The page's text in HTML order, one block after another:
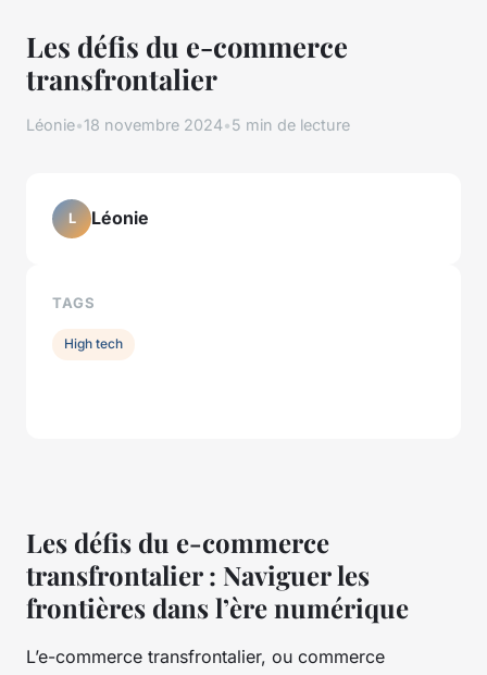
Les défis du e-commerce
transfrontalier
Léonie•18 novembre 2024•5 min de lecture
Les défis du e-commerce
transfrontalier : Naviguer les
frontières dans l’ère numérique
L’e-commerce transfrontalier, ou commerce
L Léonie
TAGS
High tech